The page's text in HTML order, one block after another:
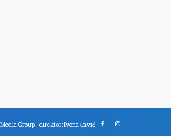
Group | direktor: Ivona Čavić